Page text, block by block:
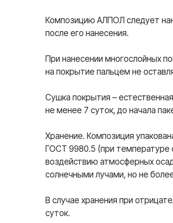
Композицию АЛПОЛ следует
после его нанесения.
При нанесении многослойных
на покрытие пальцем не
Сушка покрытия –
не менее 7 суток, до начала
Хранение. Композиция
ГОСТ 9980.5 (при температуре
воздействию атмосферных
солнечными лучами, но не
В случае хранения при
суток.